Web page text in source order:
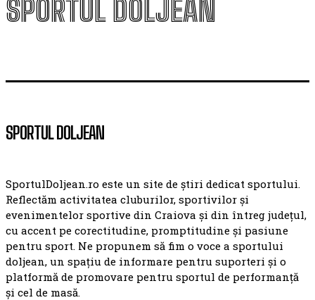
SPORTUL DOLJEAN
SPORTUL DOLJEAN
SportulDoljean.ro este un site de știri dedicat sportului.
Reflectăm activitatea cluburilor, sportivilor și
evenimentelor sportive din Craiova și din întreg județul,
cu accent pe corectitudine, promptitudine și pasiune
pentru sport. Ne propunem să fim o voce a sportului
doljean, un spațiu de informare pentru suporteri și o
platformă de promovare pentru sportul de performanță
și cel de masă.